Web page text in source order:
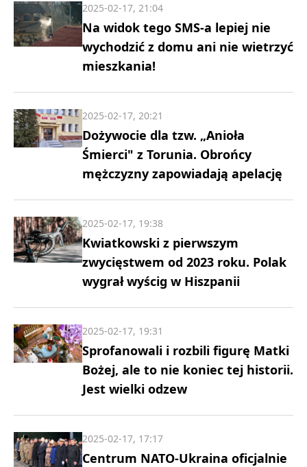
Na widok tego SMS-a lepiej nie
wychodzić z domu ani nie wietrzyć
mieszkania!
2025-02-17, 21:04
Dożywocie dla tzw. „Anioła
Śmierci" z Torunia. Obrońcy
mężczyzny zapowiadają apelację
2025-02-17, 20:21
Kwiatkowski z pierwszym
zwycięstwem od 2023 roku. Polak
wygrał wyścig w Hiszpanii
2025-02-17, 19:38
Sprofanowali i rozbili figurę Matki
Bożej, ale to nie koniec tej historii.
Jest wielki odzew
2025-02-17, 19:31
Centrum NATO-Ukraina oficjalnie
2025-02-17, 17:17